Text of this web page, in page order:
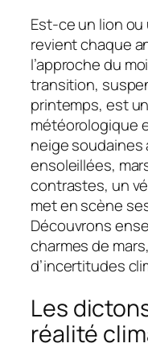
Est-ce un lion
revient chaque
l’approche du
transition,
printemps, est
météorologique
neige
ensoleillées,
contrastes, un
met en scène
Découvrons
charmes de
d’incertitudes
Les
réalité